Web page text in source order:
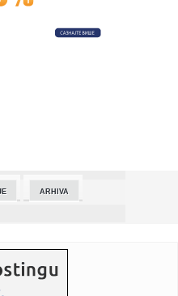
poena u pobedi Oklahome
o kupovini oružja sa
proleće/leto 2026
ARHIVA